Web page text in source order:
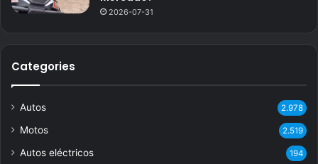
2026-07-31
Categories
Autos 2.978
Motos 2.519
Autos eléctricos 194